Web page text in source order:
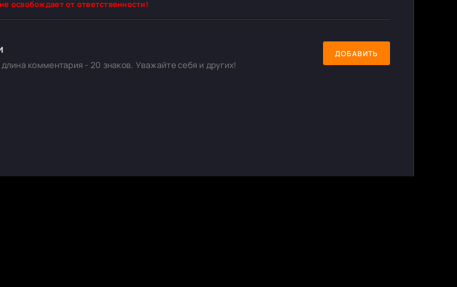
освобождает от ответственности!
комментария - 20 знаков. Уважайте себя и других!
ДОБАВИТЬ